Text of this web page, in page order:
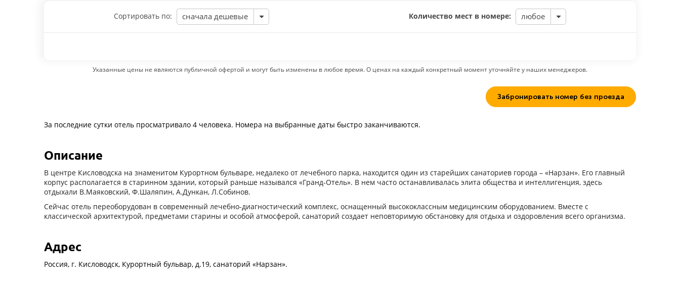
Сортировать по: сначала дешевые Количество мест в номере: любое
Указанные цены не являются публичной офертой и могут быть изменены в любое время. О ценах на каждый конкретный момент уточняйте у наших менеджеров.
Забронировать номер без проезда
За последние сутки отель просматривало 4 человека. Номера на выбранные даты быстро заканчиваются.
Описание
В центре Кисловодска на знаменитом Курортном бульваре, недалеко от лечебного парка, находится один из старейших санаториев города – «Нарзан». Его главный
корпус располагается в старинном здании, который раньше назывался «Гранд-Отель». В нем часто останавливалась элита общества и интеллигенция, здесь
отдыхали В.Маяковский, Ф.Шаляпин, А.Дункан, Л.Собинов.
Сейчас отель переоборудован в современный лечебно-диагностический комплекс, оснащенный высококлассным медицинским оборудованием. Вместе с
классической архитектурой, предметами старины и особой атмосферой, санаторий создает неповторимую обстановку для отдыха и оздоровления всего организма.
Адрес
Россия, г. Кисловодск, Курортный бульвар, д.19, санаторий «Нарзан».